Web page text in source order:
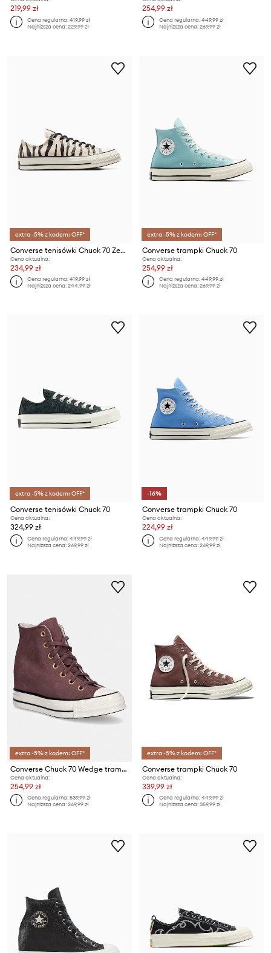
219,99 zł
Cena regularna:419,99 zł
Najniższa cena:229,99 zł
254,99 zł
Cena regularna:449,99 zł
Najniższa cena:269,99 zł
extra -5% z kodem: OFF*
Converse tenisówki Chuck 70 Zebra
Cena aktualna:
234,99 zł
Cena regularna:419,99 zł
Najniższa cena:244,99 zł
extra -5% z kodem: OFF*
Converse trampki Chuck 70
Cena aktualna:
254,99 zł
Cena regularna:449,99 zł
Najniższa cena:269,99 zł
extra -5% z kodem: OFF*
Converse tenisówki Chuck 70
Cena aktualna:
324,99 zł
Cena regularna:449,99 zł
Najniższa cena:269,99 zł
-16%
Converse trampki Chuck 70
Cena aktualna:
224,99 zł
Cena regularna:449,99 zł
Najniższa cena:269,99 zł
extra -5% z kodem: OFF*
Converse Chuck 70 Wedge trampki damskie zamszowe
Cena aktualna:
254,99 zł
Cena regularna:539,99 zł
Najniższa cena:269,99 zł
extra -5% z kodem: OFF*
Converse trampki Chuck 70
Cena aktualna:
339,99 zł
Cena regularna:449,99 zł
Najniższa cena:359,99 zł